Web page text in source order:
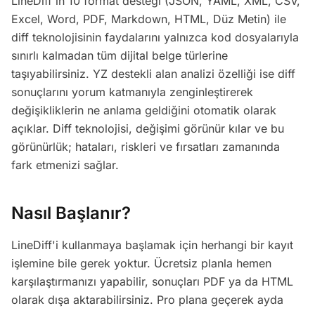
Excel, Word, PDF, Markdown, HTML, Düz Metin) ile
diff teknolojisinin faydalarını yalnızca kod dosyalarıyla
sınırlı kalmadan tüm dijital belge türlerine
taşıyabilirsiniz. YZ destekli alan analizi özelliği ise diff
sonuçlarını yorum katmanıyla zenginleştirerek
değişikliklerin ne anlama geldiğini otomatik olarak
açıklar. Diff teknolojisi, değişimi görünür kılar ve bu
görünürlük; hataları, riskleri ve fırsatları zamanında
fark etmenizi sağlar.
Nasıl Başlanır?
LineDiff'i kullanmaya başlamak için herhangi bir kayıt
işlemine bile gerek yoktur. Ücretsiz planla hemen
karşılaştırmanızı yapabilir, sonuçları PDF ya da HTML
olarak dışa aktarabilirsiniz. Pro plana geçerek ayda